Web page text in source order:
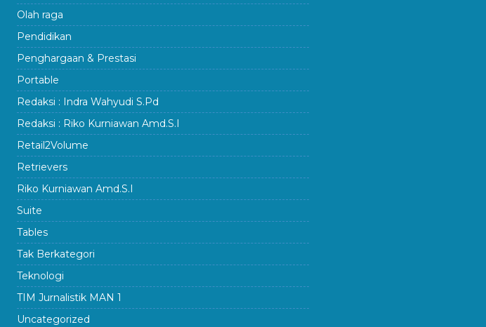
Olah raga
Pendidikan
Penghargaan & Prestasi
Portable
Redaksi : Indra Wahyudi S.Pd
Redaksi : Riko Kurniawan Amd.S.I
Retail2Volume
Retrievers
Riko Kurniawan Amd.S.I
Suite
Tables
Tak Berkategori
Teknologi
TIM Jurnalistik MAN 1
Uncategorized